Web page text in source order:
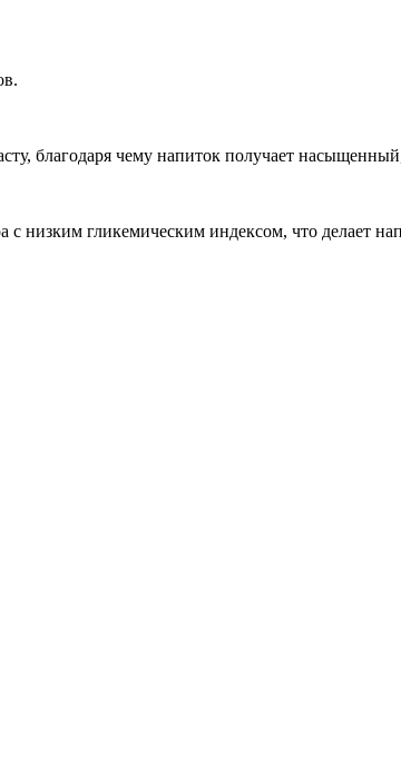
благодаря чему напиток получает
с низким гликемическим индексом, что делает